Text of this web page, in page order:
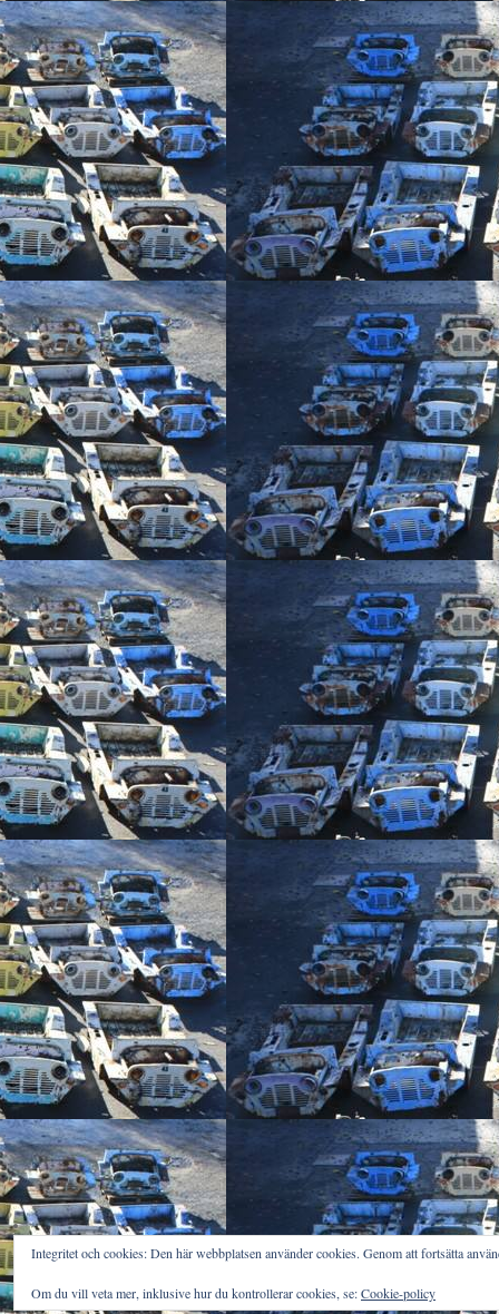
Integritet och cookies: Den här webbplatsen använder cookies. Genom att fortsätta
Om du vill veta mer, inklusive hur du kontrollerar cookies, se:Cookie-policy